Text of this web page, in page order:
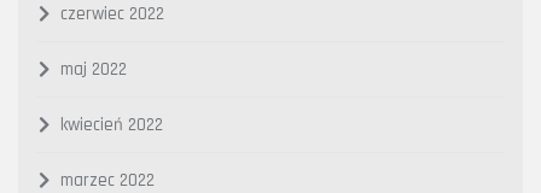
czerwiec 2022
maj 2022
kwiecień 2022
marzec 2022